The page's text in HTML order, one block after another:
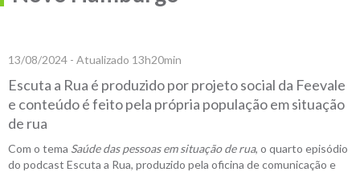
13/08/2024 - Atualizado 13h20min
Escuta a Rua é produzido por projeto social da Feevale
e conteúdo é feito pela própria população em situação
de rua
Com o tema Saúde das pessoas em situação de rua, o quarto episódio
do podcast Escuta a Rua, produzido pela oficina de comunicação e